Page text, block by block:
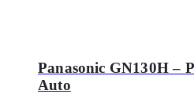
Panasonic GN130H –
Auto